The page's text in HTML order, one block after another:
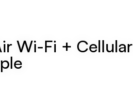
Wi-Fi + Cellular